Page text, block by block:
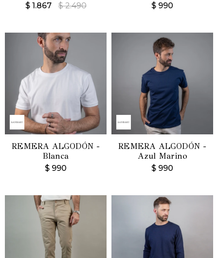
$ 1.867 $ 2.490 $ 990
REMERA ALGODÓN -
Blanca
$ 990
REMERA ALGODÓN -
Azul Marino
$ 990